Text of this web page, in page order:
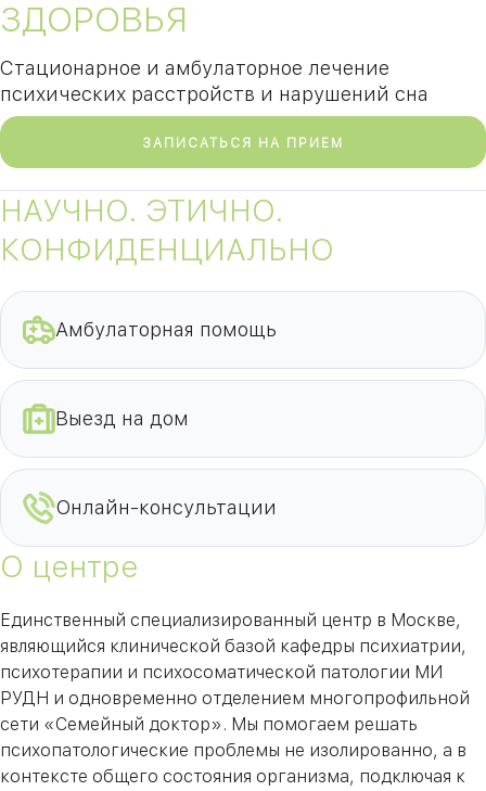
ЗАО
06
09
12
Теплый Стан Пражская
Академическая
Университет
ЗДОРОВЬЯ
Стационарное и амбулаторное лечение
психических расстройств и нарушений сна
ЗАПИСАТЬСЯ НА ПРИЕМ
НАУЧНО. ЭТИЧНО.
КОНФИДЕНЦИАЛЬНО
Амбулаторная помощь
Выезд на дом
Онлайн-консультации
О центре
Единственный специализированный центр в Москве,
являющийся клинической базой кафедры психиатрии,
психотерапии и психосоматической патологии МИ
РУДН и одновременно отделением многопрофильной
сети «Семейный доктор». Мы помогаем решать
психопатологические проблемы не изолированно, а в
контексте общего состояния организма, подключая к